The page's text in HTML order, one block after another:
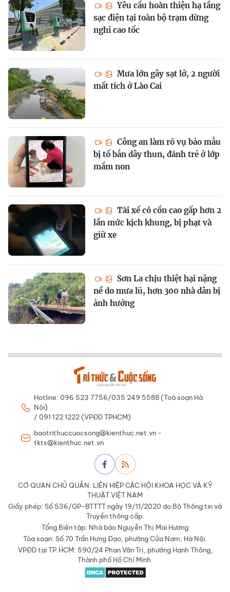
Yêu cầu hoàn thiện hạ tầng
sạc điện tại toàn bộ trạm dừng
nghỉ cao tốc
Mưa lớn gây sạt lở, 2 người
mất tích ở Lào Cai
Công an làm rõ vụ bảo mẫu
bị tố bắn dây thun, đánh trẻ ở lớp
mầm non
Tài xế có cồn cao gấp hơn 2
lần mức kịch khung, bị phạt và
giữ xe
Sơn La chịu thiệt hại nặng
nề do mưa lũ, hơn 300 nhà dân bị
ảnh hưởng
Hotline: 096 523 7756/035 249 5588 (Toà soạn Hà
Nội)
/ 091 122 1222 (VPĐD TPHCM)
baotrithuccuocsong@kienthuc.net.vn -
tkts@kienthuc.net.vn
CƠ QUAN CHỦ QUẢN: LIÊN HIỆP CÁC HỘI KHOA HỌC VÀ KỸ
THUẬT VIỆT NAM
Giấy phép: Số 536/GP-BTTTT ngày 19/11/2020 do Bộ Thông tin và
Truyền thông cấp.
Tổng Biên tập: Nhà báo Nguyễn Thị Mai Hương
Tòa soạn: Số 70 Trần Hưng Đạo, phường Cửa Nam, Hà Nội.
VPĐD tại TP.HCM: 590/24 Phan Văn Trị, phường Hạnh Thông,
Thành phố Hồ Chí Minh.